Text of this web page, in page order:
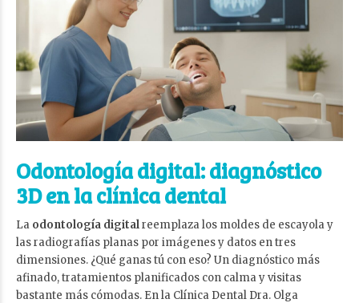
Odontología digital: diagnóstico
3D en la clínica dental
La odontología digitalreemplaza los moldes de escayola y
las radiografías planas por imágenes y datos en tres
dimensiones. ¿Qué ganas tú con eso? Un diagnóstico más
afinado, tratamientos planificados con calma y visitas
bastante más cómodas. En la Clínica Dental Dra. Olga